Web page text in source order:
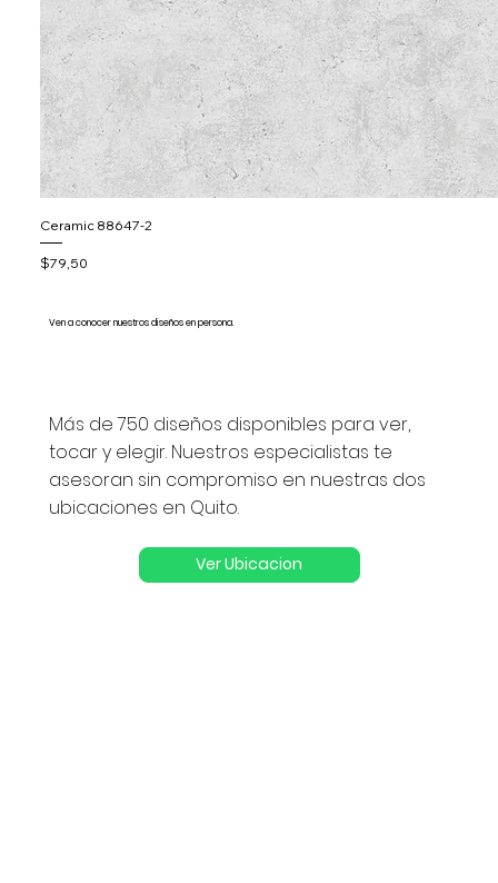
Ceramic 88647-2
Precio
$79,50
Ven a conocer nuestros diseños en persona.
Más de 750 diseños disponibles para ver,
tocar y elegir. Nuestros especialistas te
asesoran sin compromiso en nuestras dos
ubicaciones en Quito.
Ver Ubicacion